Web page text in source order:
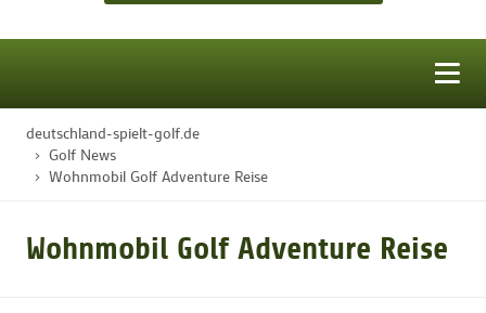
STARTSEITE
deutschland-spielt-golf.de
Golf News
Wohnmobil Golf Adventure Reise
Wohnmobil Golf Adventure Reise